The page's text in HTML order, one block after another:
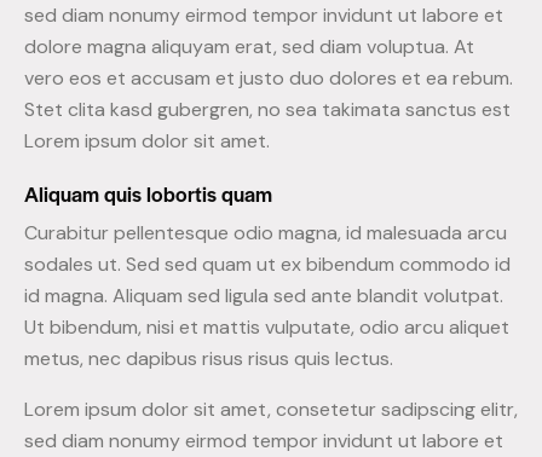
sed diam nonumy eirmod tempor invidunt ut labore et
dolore magna aliquyam erat, sed diam voluptua. At
vero eos et accusam et justo duo dolores et ea rebum.
Stet clita kasd gubergren, no sea takimata sanctus est
Lorem ipsum dolor sit amet.
Aliquam quis lobortis quam
Curabitur pellentesque odio magna, id malesuada arcu
sodales ut. Sed sed quam ut ex bibendum commodo id
id magna. Aliquam sed ligula sed ante blandit volutpat.
Ut bibendum, nisi et mattis vulputate, odio arcu aliquet
metus, nec dapibus risus risus quis lectus.
Lorem ipsum dolor sit amet, consetetur sadipscing elitr,
sed diam nonumy eirmod tempor invidunt ut labore et